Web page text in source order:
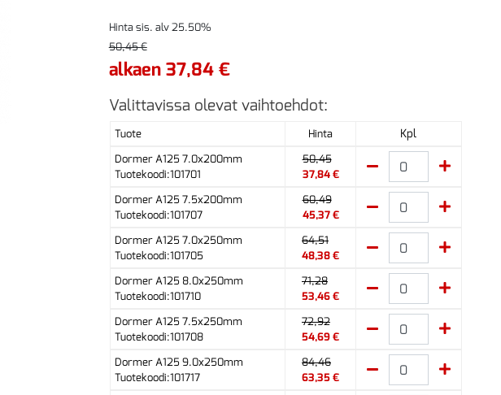
Hinta sis. alv 25.50%
50,45 €
alkaen 37,84 €
Valittavissa olevat vaihtoehdot:
Tuote Hinta Kpl
Dormer A125 7.0x200mm
Tuotekoodi:101701
50,45
37,84 €
Dormer A125 7.5x200mm
Tuotekoodi:101707
60,49
45,37 €
Dormer A125 7.0x250mm
Tuotekoodi:101705
64,51
48,38 €
Dormer A125 8.0x250mm
Tuotekoodi:101710
71,28
53,46 €
Dormer A125 7.5x250mm
Tuotekoodi:101708
72,92
54,69 €
Dormer A125 9.0x250mm
Tuotekoodi:101717
84,46
63,35 €